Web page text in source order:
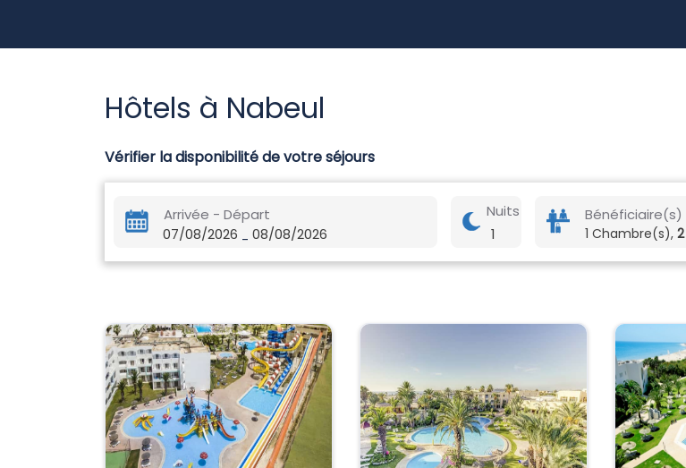
Hôtels à Nabeul
Vérifier la disponibilité de votre séjours
Arrivée - Départ
07/08/2026 - 08/08/2026
Nuits
1
Bénéficiaire(s)
1 Chambre(s), 2